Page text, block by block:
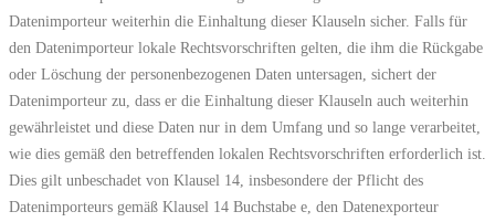
Datenimporteur weiterhin die Einhaltung dieser Klauseln sicher. Falls für
den Datenimporteur lokale Rechtsvorschriften gelten, die ihm die Rückgabe
oder Löschung der personenbezogenen Daten untersagen, sichert der
Datenimporteur zu, dass er die Einhaltung dieser Klauseln auch weiterhin
gewährleistet und diese Daten nur in dem Umfang und so lange verarbeitet,
wie dies gemäß den betreffenden lokalen Rechtsvorschriften erforderlich ist.
Dies gilt unbeschadet von Klausel 14, insbesondere der Pflicht des
Datenimporteurs gemäß Klausel 14 Buchstabe e, den Datenexporteur